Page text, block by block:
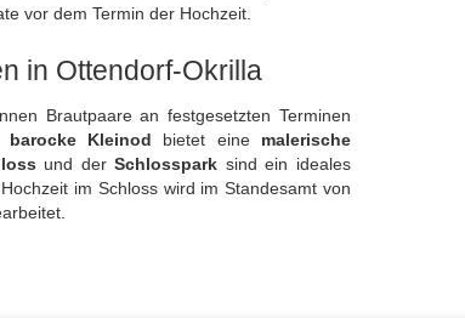
vor dem Termin der Hochzeit.
in Ottendorf-Okrilla
Brautpaare an festgesetzten Terminen
barocke Kleinod bietet eine malerische
und derSchlosspark sind ein ideales
im Schloss wird im Standesamt von